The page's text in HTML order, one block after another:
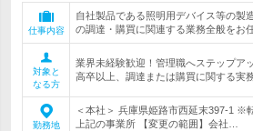
仕事内容
自社製品である照明用デバイス等の製
の調達・購買に関連する業務全般をお
対象と
なる方
業界未経験歓迎！管理職へステップア
高卒以上、調達または購買に関する実
勤務地
＜本社＞ 兵庫県姫路市西延末397-1 ※
上記の事業所 【変更の範囲】会社…